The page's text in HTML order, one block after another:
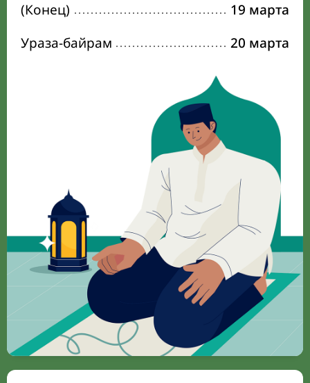
(Конец)
19 марта
Ураза-байрам
20 марта